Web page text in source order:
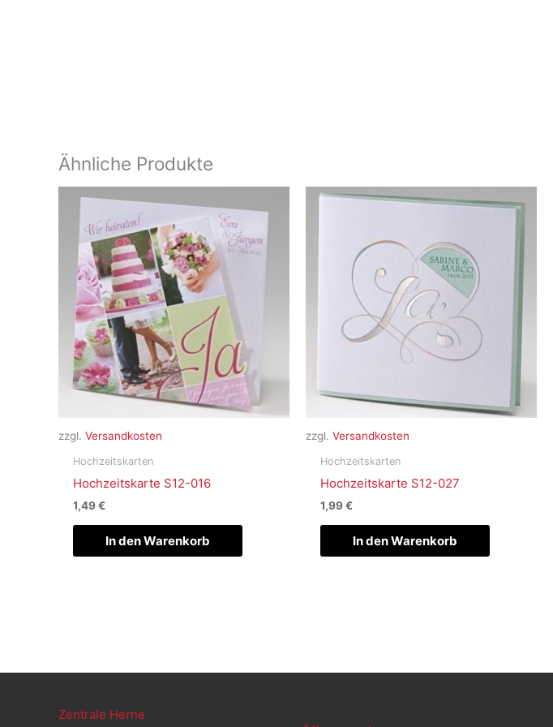
Ähnliche Produkte
zzgl. Versandkosten
Hochzeitskarten
Hochzeitskarte S12-016
1,49€
In den Warenkorb
zzgl. Versandkosten
Hochzeitskarten
Hochzeitskarte S12-027
1,99€
In den Warenkorb
Zentrale Herne